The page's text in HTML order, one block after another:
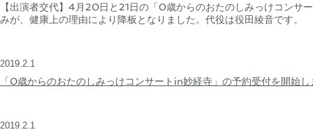
【出演者交代】4月20日と21日の「0歳からのおたのしみっけコンサ
みが、健康上の理由により降板となりました。代役は役田綾音です。
2019.2.1
「0歳からのおたのしみっけコンサートin妙経寺」の予約受付を開始し
2019.2.1